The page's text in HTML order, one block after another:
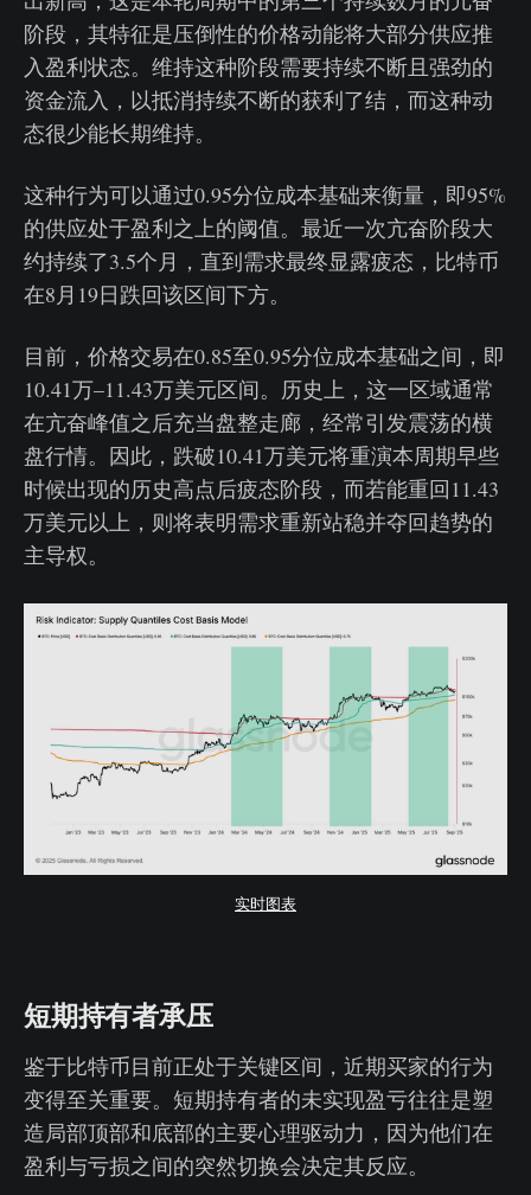
阶段，其特征是压倒性的价格动能将大部分供应推
入盈利状态。维持这种阶段需要持续不断且强劲的
资金流入，以抵消持续不断的获利了结，而这种动
态很少能长期维持。
这种行为可以通过0.95分位成本基础来衡量，即95%
的供应处于盈利之上的阈值。最近一次亢奋阶段大
约持续了3.5个月，直到需求最终显露疲态，比特币
在8月19日跌回该区间下方。
目前，价格交易在0.85至0.95分位成本基础之间，即
10.41万–11.43万美元区间。历史上，这一区域通常
在亢奋峰值之后充当盘整走廊，经常引发震荡的横
盘行情。因此，跌破10.41万美元将重演本周期早些
时候出现的历史高点后疲态阶段，而若能重回11.43
万美元以上，则将表明需求重新站稳并夺回趋势的
主导权。
实时图表
短期持有者承压
鉴于比特币目前正处于关键区间，近期买家的行为
变得至关重要。短期持有者的未实现盈亏往往是塑
造局部顶部和底部的主要心理驱动力，因为他们在
盈利与亏损之间的突然切换会决定其反应。